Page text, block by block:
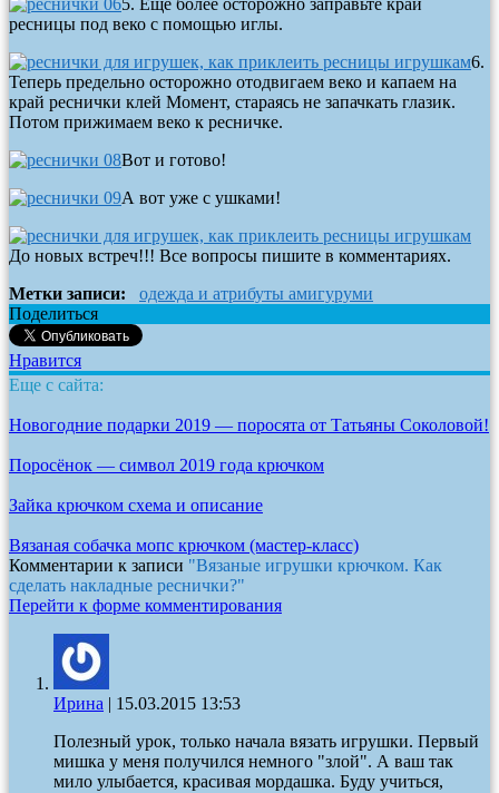
ресницы под веко с помощью иглы.
6.
Теперь предельно осторожно отодвигаем веко и капаем на
край реснички клей Момент, стараясь не запачкать глазик.
Потом прижимаем веко к ресничке.
Вот и готово!
А вот уже с ушками!
До новых встреч!!! Все вопросы пишите в комментариях.
Метки записи:
одежда и атрибуты амигуруми
Поделиться
Нравится
Еще с сайта:
Новогодние подарки 2019 — поросята от Татьяны Соколовой!
Поросёнок — символ 2019 года крючком
Зайка крючком схема и описание
Вязаная собачка мопс крючком (мастер-класс)
Комментарии к записи "Вязаные игрушки крючком. Как
сделать накладные реснички?"
Перейти к форме комментирования
Ирина | 15.03.2015 13:53
Полезный урок, только начала вязать игрушки. Первый
мишка у меня получился немного "злой". А ваш так
мило улыбается, красивая мордашка. Буду учиться,